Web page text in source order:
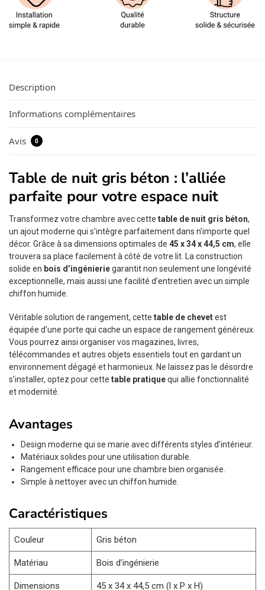
Description
Informations complémentaires
Avis 0
Table de nuit gris béton : l’alliée
parfaite pour votre espace nuit
Transformez votre chambre avec cette table de nuit gris béton,
un ajout moderne qui s’intègre parfaitement dans n’importe quel
décor. Grâce à sa dimensions optimales de 45 x 34 x 44,5 cm, elle
trouvera sa place facilement à côté de votre lit. La construction
solide en bois d’ingénieriegarantit non seulement une longévité
exceptionnelle, mais aussi une facilité d’entretien avec un simple
chiffon humide.
Véritable solution de rangement, cette table de chevetest
équipée d’une porte qui cache un espace de rangement généreux.
Vous pourrez ainsi organiser vos magazines, livres,
télécommandes et autres objets essentiels tout en gardant un
environnement dégagé et harmonieux. Ne laissez pas le désordre
s’installer, optez pour cette table pratiquequi allie fonctionnalité
et modernité.
Avantages
Design moderne qui se marie avec différents styles d’intérieur.
Matériaux solides pour une utilisation durable.
Rangement efficace pour une chambre bien organisée.
Simple à nettoyer avec un chiffon humide.
Caractéristiques
Couleur Gris béton
Matériau Bois d’ingénierie
Dimensions 45 x 34 x 44,5 cm (l x P x H)